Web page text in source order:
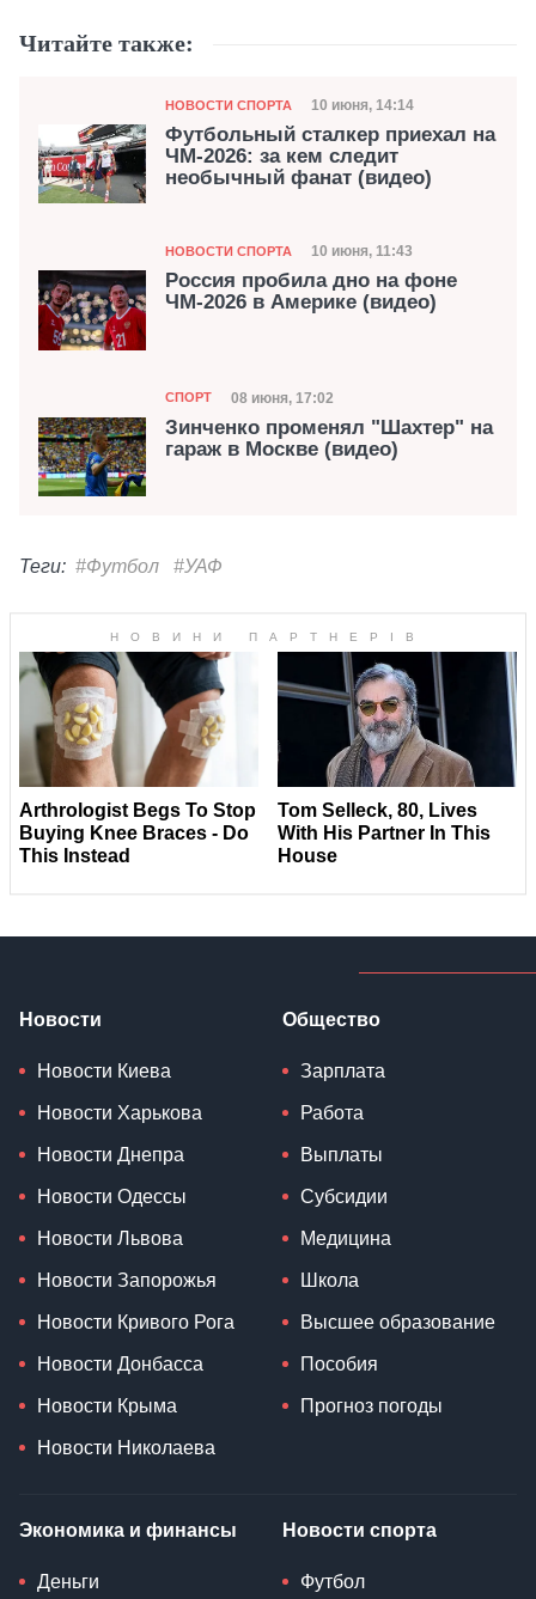
Читайте также:
Категория
НОВОСТИ СПОРТА Дата публикации
10 июня, 14:14
Футбольный сталкер приехал на
ЧМ-2026: за кем следит
необычный фанат (видео)
Категория
НОВОСТИ СПОРТА Дата публикации
10 июня, 11:43
Россия пробила дно на фоне
ЧМ-2026 в Америке (видео)
Категория
СПОРТ Дата публикации
08 июня, 17:02
Зинченко променял "Шахтер" на
гараж в Москве (видео)
Теги: #Футбол #УАФ
Новости
Новости Киева
Новости Харькова
Новости Днепра
Новости Одессы
Новости Львова
Новости Запорожья
Новости Кривого Рога
Новости Донбасса
Новости Крыма
Новости Николаева
Общество
Зарплата
Работа
Выплаты
Субсидии
Медицина
Школа
Высшее образование
Пособия
Прогноз погоды
Экономика и финансы
Деньги
Новости спорта
Футбол